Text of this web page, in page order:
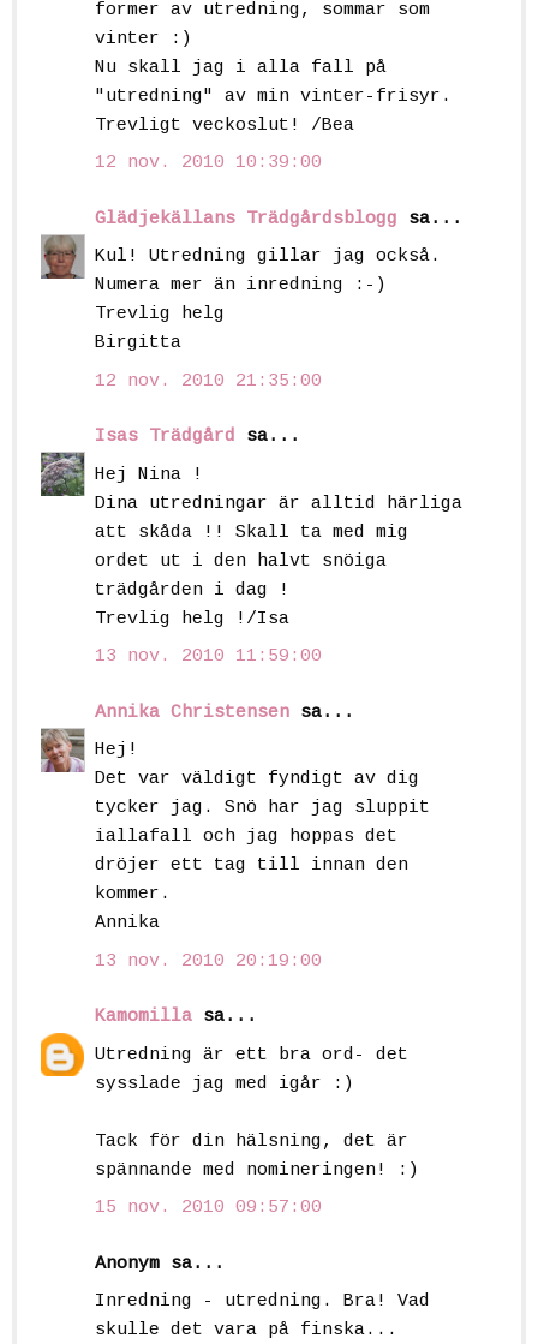
former av utredning, sommar som
vinter :)
Nu skall jag i alla fall på
"utredning" av min vinter-frisyr.
Trevligt veckoslut! /Bea
12 nov. 2010 10:39:00
Glädjekällans Trädgårdsblogg sa...
Kul! Utredning gillar jag också.
Numera mer än inredning :-)
Trevlig helg
Birgitta
12 nov. 2010 21:35:00
Isas Trädgård sa...
Hej Nina !
Dina utredningar är alltid härliga
att skåda !! Skall ta med mig
ordet ut i den halvt snöiga
trädgården i dag !
Trevlig helg !/Isa
13 nov. 2010 11:59:00
Annika Christensen sa...
Hej!
Det var väldigt fyndigt av dig
tycker jag. Snö har jag sluppit
iallafall och jag hoppas det
dröjer ett tag till innan den
kommer.
Annika
13 nov. 2010 20:19:00
Kamomilla sa...
Utredning är ett bra ord- det
sysslade jag med igår :)
Tack för din hälsning, det är
spännande med nomineringen! :)
15 nov. 2010 09:57:00
Anonym sa...
Inredning - utredning. Bra! Vad
skulle det vara på finska...